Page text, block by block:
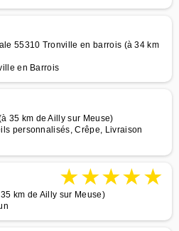
55310 Tronville en barrois (à 34 km
en Barrois
35 km de Ailly sur Meuse)
personnalisés, Crêpe, Livraison
★★★★★
km de Ailly sur Meuse)